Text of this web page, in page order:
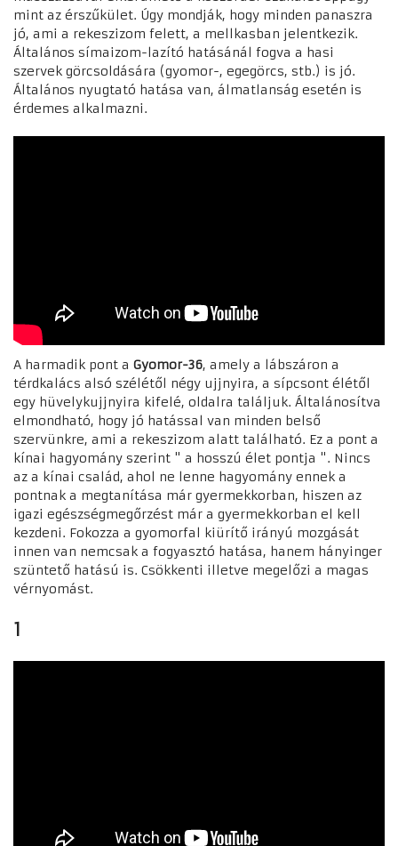
mint az érszűkület. Úgy mondják, hogy minden panaszra
jó, ami a rekeszizom felett, a mellkasban jelentkezik.
Általános símaizom-lazító hatásánál fogva a hasi
szervek görcsoldására (gyomor-, egegörcs, stb.) is jó.
Általános nyugtató hatása van, álmatlanság esetén is
érdemes alkalmazni.
A harmadik pont a Gyomor-36, amely a lábszáron a
térdkalács alsó szélétől négy ujjnyira, a sípcsont élétől
egy hüvelykujjnyira kifelé, oldalra találjuk. Általánosítva
elmondható, hogy jó hatással van minden belső
szervünkre, ami a rekeszizom alatt található. Ez a pont a
kínai hagyomány szerint " a hosszú élet pontja ". Nincs
az a kínai család, ahol ne lenne hagyomány ennek a
pontnak a megtanítása már gyermekkorban, hiszen az
igazi egészségmegőrzést már a gyermekkorban el kell
kezdeni. Fokozza a gyomorfal kiürítő irányú mozgását
innen van nemcsak a fogyasztó hatása, hanem hányinger
szüntető hatású is. Csökkenti illetve megelőzi a magas
vérnyomást.
1